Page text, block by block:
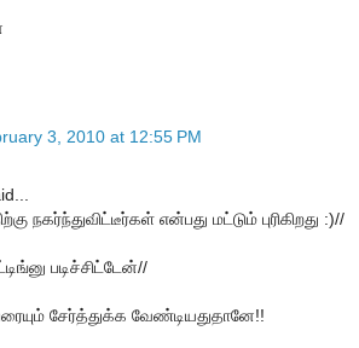
3, 2010 at 12:55 PM
நகர்ந்துவிட்டீர்கள் என்பது மட்டும் புரிகிறது :)//
படிச்சிட்டேன்//
சேர்த்துக்க வேண்டியதுதானே!!